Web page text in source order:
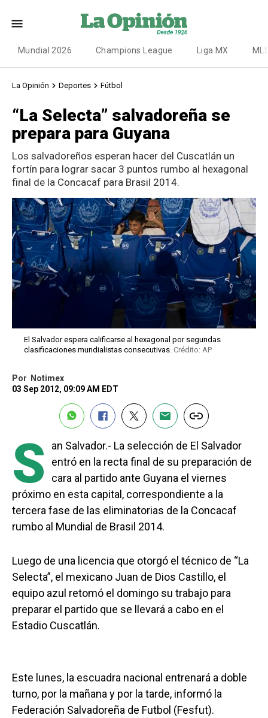
Mundial 2026 Champions League Liga MX
La Opinión Deportes Fútbol
“La Selecta” salvadoreña se
prepara para Guyana
Los salvadoreños esperan hacer del Cuscatlán un
fortín para lograr sacar 3 puntos rumbo al hexagonal
final de la Concacaf para Brasil 2014.
El Salvador espera calificarse al hexagonal por segundas
clasificaciones mundialistas consecutivas. Crédito: AP
Por Notimex
03 Sep 2012, 09:09 AM EDT
S
an Salvador.- La selección de El Salvador
entró en la recta final de su preparación de
cara al partido ante Guyana el viernes
próximo en esta capital, correspondiente a la
tercera fase de las eliminatorias de la Concacaf
rumbo al Mundial de Brasil 2014.
Luego de una licencia que otorgó el técnico de “La
Selecta”, el mexicano Juan de Dios Castillo, el
equipo azul retomó el domingo su trabajo para
preparar el partido que se llevará a cabo en el
Estadio Cuscatlán.
Este lunes, la escuadra nacional entrenará a doble
turno, por la mañana y por la tarde, informó la
Federación Salvadoreña de Futbol (Fesfut).